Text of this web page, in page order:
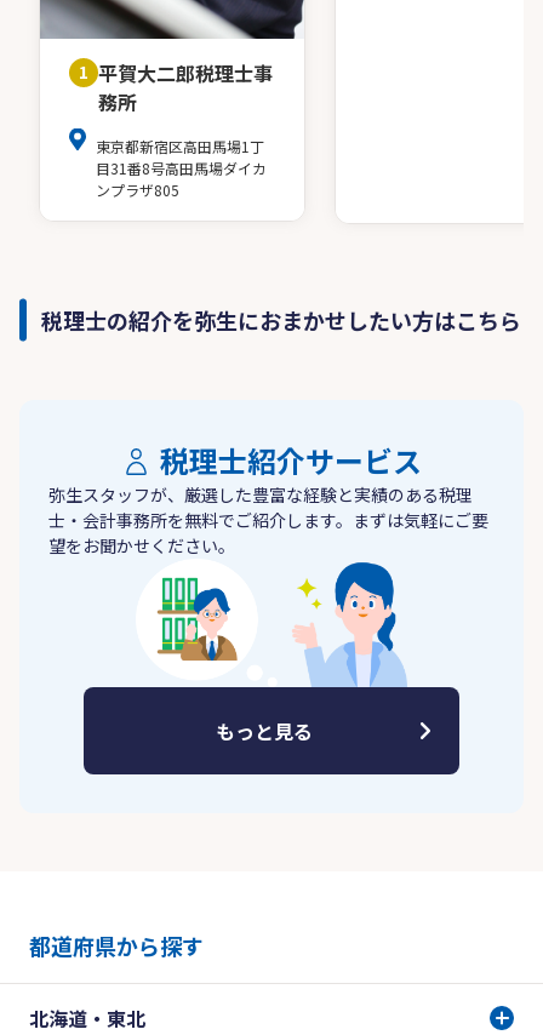
1 平賀大二郎税理士事
務所
東京都新宿区高田馬場1丁
目31番8号高田馬場ダイカ
ンプラザ805
税理士の紹介を弥生におまかせしたい方はこちら
税理士紹介サービス
弥生スタッフが、厳選した豊富な経験と実績のある税理
士・会計事務所を無料でご紹介します。まずは気軽にご要
望をお聞かせください。
もっと見る
都道府県から探す
北海道・東北